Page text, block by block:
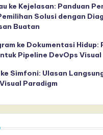
ke Kejelasan: Panduan
Solusi dengan
Buatan
ke Dokumentasi Hidup:
Pipeline DevOps
Simfoni: Ulasan
Paradigm